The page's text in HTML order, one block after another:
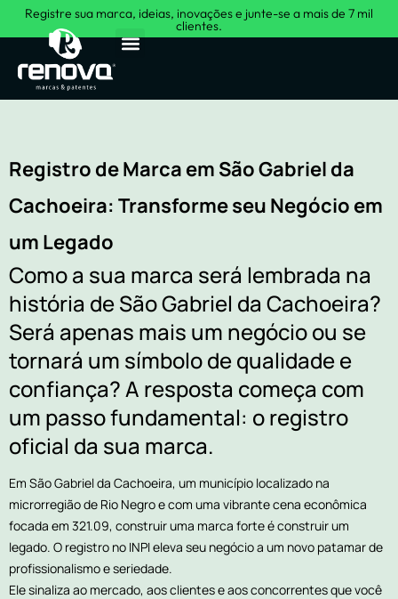
Registre sua marca, ideias, inovações e junte-se a mais de 7 mil
clientes.
Registro de Marca em São Gabriel da
Cachoeira: Transforme seu Negócio em
um Legado
Como a sua marca será lembrada na
história de São Gabriel da Cachoeira?
Será apenas mais um negócio ou se
tornará um símbolo de qualidade e
confiança? A resposta começa com
um passo fundamental: o registro
oficial da sua marca.
Em São Gabriel da Cachoeira, um município localizado na
microrregião de Rio Negro e com uma vibrante cena econômica
focada em 321.09, construir uma marca forte é construir um
legado. O registro no INPI eleva seu negócio a um novo patamar de
profissionalismo e seriedade.
Ele sinaliza ao mercado, aos clientes e aos concorrentes que você